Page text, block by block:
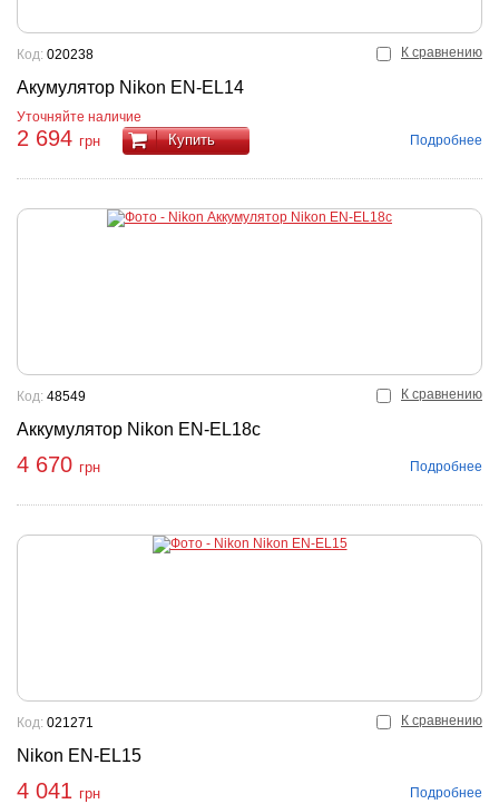
К сравнению
Акумулятор Nikon EN-EL14
Код: 020238
Уточняйте наличие
2 694 грн Купить Подробнее
К сравнению
Аккумулятор Nikon EN-EL18c
Код: 48549
4 670 грн Подробнее
К сравнению
Nikon EN-EL15
Код: 021271
4 041 грн Подробнее